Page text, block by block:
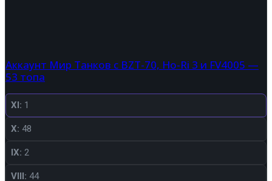
Аккаунт Мир Танков с BZT-70, Ho-Ri 3 и FV4005 —
53 топа
XI: 1
X: 48
IX: 2
VIII: 44